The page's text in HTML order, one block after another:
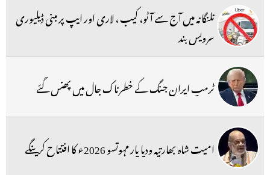
تلنگانہ میں آج سے آٹو، کیب ، لاری اور ایپ پر مبنی ڈیلیوری
سرویس بند
ٹرمپ ایران جنگ کے خطرناک جال میں پھنس گئے
امیت شاہ بھارتیہ ودیا پار مہوتسو 2026ء کا افتتاح کرینگے